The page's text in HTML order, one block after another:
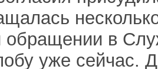
обращении в
уже сейчас.